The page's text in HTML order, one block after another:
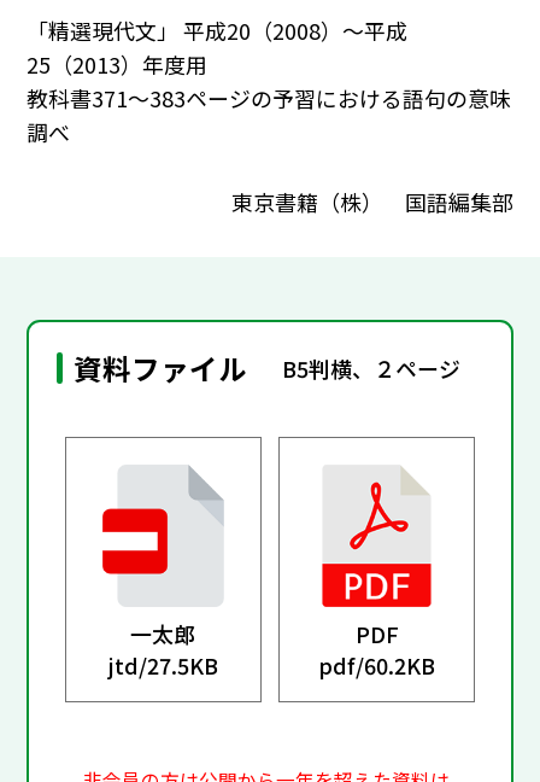
「精選現代文」 平成20（2008）～平成
25（2013）年度用
教科書371～383ページの予習における語句の意味
調べ
東京書籍（株） 国語編集部
資料ファイル B5判横、２ページ
一太郎
jtd/27.5KB
PDF
pdf/60.2KB